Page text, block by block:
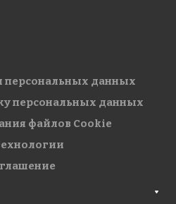
данных
персональных данных
файлов Cookie